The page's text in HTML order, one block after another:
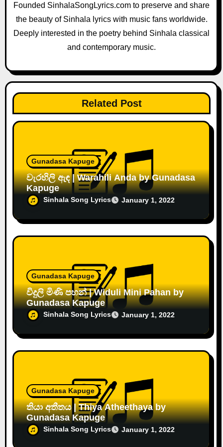
t
i
n
Founded SinhalaSongLyrics.com to preserve and share
the beauty of Sinhala lyrics with music fans worldwide.
Deeply interested in the poetry behind Sinhala classical
and contemporary music.
Related Post
Gunadasa Kapuge
වැරහිලි ඇඳ | Warahili Anda by Gunadasa
Kapuge
Sinhala Song Lyrics January 1, 2022
Gunadasa Kapuge
විදුලි මිණි පහන් | Widuli Mini Pahan by
Gunadasa Kapuge
Sinhala Song Lyrics January 1, 2022
Gunadasa Kapuge
තියා අතීතය | Thiya Atheethaya by
Gunadasa Kapuge
Sinhala Song Lyrics January 1, 2022